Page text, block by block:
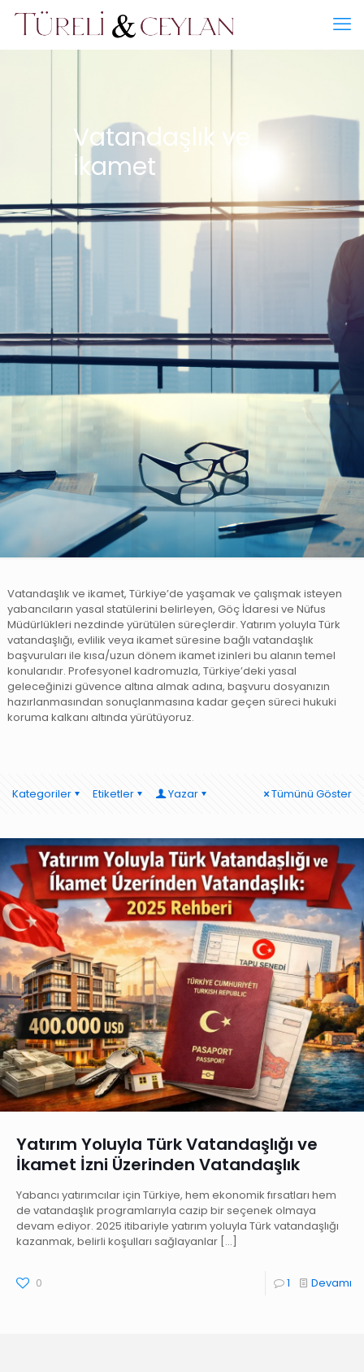
Vatandaşlık ve
İkamet
Vatandaşlık ve ikamet, Türkiye’de yaşamak ve çalışmak isteyen
yabancıların yasal statülerini belirleyen, Göç İdaresi ve Nüfus
Müdürlükleri nezdinde yürütülen süreçlerdir. Yatırım yoluyla Türk
vatandaşlığı, evlilik veya ikamet süresine bağlı vatandaşlık
başvuruları ile kısa/uzun dönem ikamet izinleri bu alanın temel
konularıdır. Profesyonel kadromuzla, Türkiye’deki yasal
geleceğinizi güvence altına almak adına, başvuru dosyanızın
hazırlanmasından sonuçlanmasına kadar geçen süreci hukuki
koruma kalkanı altında yürütüyoruz.
Kategoriler Etiketler Yazar Tümünü Göster
Yatırım Yoluyla Türk Vatandaşlığı ve
İkamet İzni Üzerinden Vatandaşlık
Yabancı yatırımcılar için Türkiye, hem ekonomik fırsatları hem
de vatandaşlık programlarıyla cazip bir seçenek olmaya
devam ediyor. 2025 itibariyle yatırım yoluyla Türk vatandaşlığı
kazanmak, belirli koşulları sağlayanlar […]
0 1 Devamı